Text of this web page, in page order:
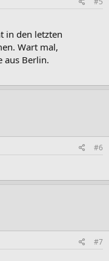
in den letzten
Wart mal,
aus Berlin.
#6
#7